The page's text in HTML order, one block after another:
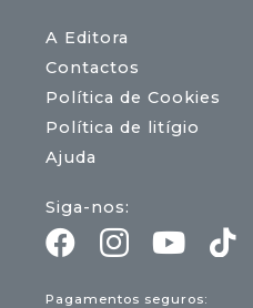
A Editora
Contactos
Política de Cookies
Política de litígio
Ajuda
Siga-nos:
Pagamentos seguros: